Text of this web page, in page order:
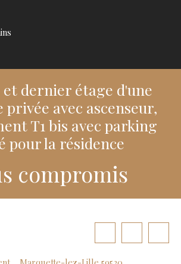
et dernier étage d'une
privée avec ascenseur,
T1 bis avec parking
pour la résidence
compromis